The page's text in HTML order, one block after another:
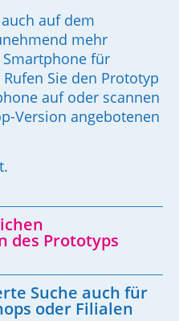
auf dem
mehr
für
Sie den Prototyp
auf oder scannen
Version angebotenen
des Prototyps
Suche auch für
oder Filialen